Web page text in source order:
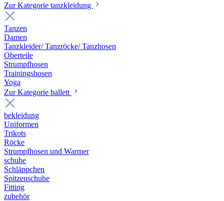
Zur Kategorie tanzkleidung
Tanzen
Damen
Tanzkleider/ Tanzröcke/ Tanzhosen
Oberteile
Strumpfhosen
Trainingshosen
Yoga
Zur Kategorie ballett
bekleidung
Uniformen
Trikots
Röcke
Strumpfhosen und Warmer
schuhe
Schläppchen
Spitzenschuhe
Fitting
zubehör